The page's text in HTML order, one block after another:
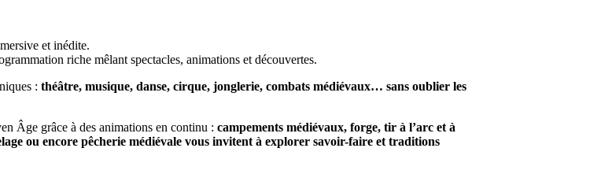
et inédite.
riche mêlant spectacles, animations et découvertes.
: théâtre, musique, danse, cirque, jonglerie, combats médiévaux… sans oublier les
Âge grâce à des animations en continu : campements médiévaux, forge, tir à l’arc et à
ou encore pêcherie médiévale vous invitent à explorer savoir-faire et traditions